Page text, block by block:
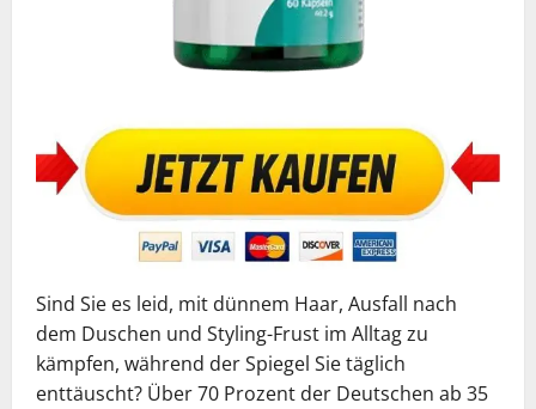
Sind Sie es leid, mit dünnem Haar, Ausfall nach
dem Duschen und Styling-Frust im Alltag zu
kämpfen, während der Spiegel Sie täglich
enttäuscht? Über 70 Prozent der Deutschen ab 35